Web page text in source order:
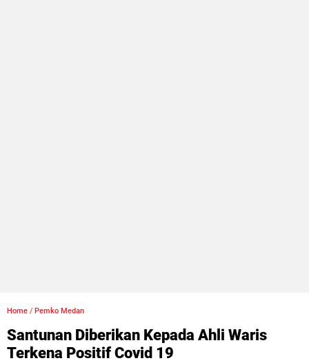
Home / Pemko Medan
Santunan Diberikan Kepada Ahli Waris
Terkena Positif Covid 19